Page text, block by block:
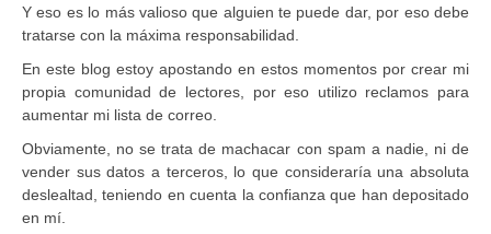
Y eso es lo más valioso que alguien te puede dar, por eso debe
tratarse con la máxima responsabilidad.
En este blog estoy apostando en estos momentos por crear mi
propia comunidad de lectores, por eso utilizo reclamos para
aumentar mi lista de correo.
Obviamente, no se trata de machacar con spam a nadie, ni de
vender sus datos a terceros, lo que consideraría una absoluta
deslealtad, teniendo en cuenta la confianza que han depositado
en mí.